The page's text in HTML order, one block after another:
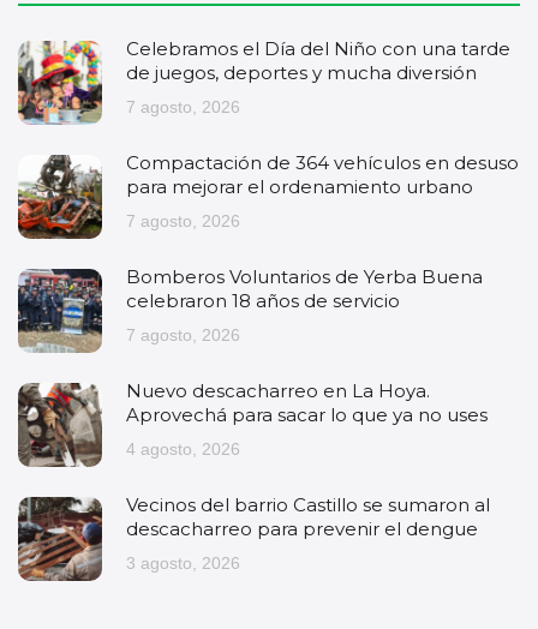
Celebramos el Día del Niño con una tarde
de juegos, deportes y mucha diversión
7 agosto, 2026
Compactación de 364 vehículos en desuso
para mejorar el ordenamiento urbano
7 agosto, 2026
Bomberos Voluntarios de Yerba Buena
celebraron 18 años de servicio
7 agosto, 2026
Nuevo descacharreo en La Hoya.
Aprovechá para sacar lo que ya no uses
4 agosto, 2026
Vecinos del barrio Castillo se sumaron al
descacharreo para prevenir el dengue
3 agosto, 2026